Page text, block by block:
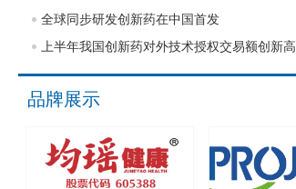
全球同步研发创新药在中国首发
上半年我国创新药对外技术授权交易额创新高
品牌展示